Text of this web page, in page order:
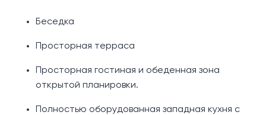
Беседка
Просторная терраса
Просторная гостиная и обеденная зона
открытой планировки.
Полностью оборудованная западная кухня с